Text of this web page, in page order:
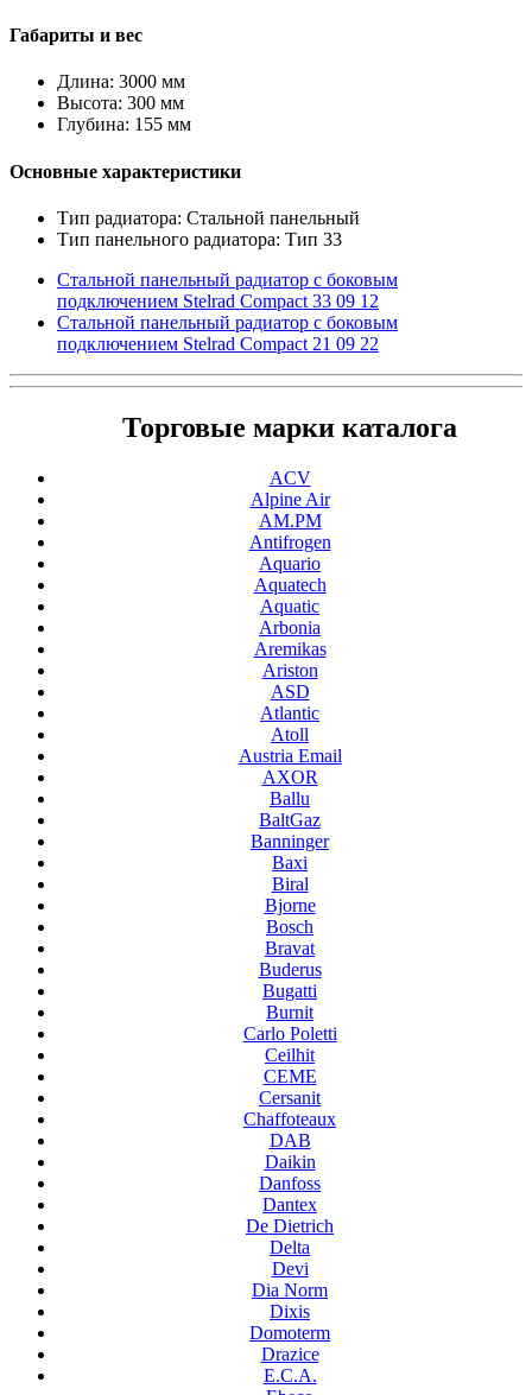
Габариты и вес
Длина: 3000 мм
Высота: 300 мм
Глубина: 155 мм
Основные характеристики
Тип радиатора: Стальной панельный
Тип панельного радиатора: Тип 33
Стальной панельный радиатор с боковым
подключением Stelrad Compact 33 09 12
Стальной панельный радиатор с боковым
подключением Stelrad Compact 21 09 22
Торговые марки каталога
ACV
Alpine Air
AM.PM
Antifrogen
Aquario
Aquatech
Aquatic
Arbonia
Aremikas
Ariston
ASD
Atlantic
Atoll
Austria Email
AXOR
Ballu
BaltGaz
Banninger
Baxi
Biral
Bjorne
Bosch
Bravat
Buderus
Bugatti
Burnit
Carlo Poletti
Ceilhit
CEME
Cersanit
Chaffoteaux
DAB
Daikin
Danfoss
Dantex
De Dietrich
Delta
Devi
Dia Norm
Dixis
Domoterm
Drazice
E.C.A.